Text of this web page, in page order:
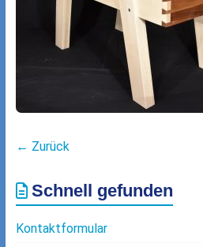
← Zurück
Schnell gefunden
Kontaktformular